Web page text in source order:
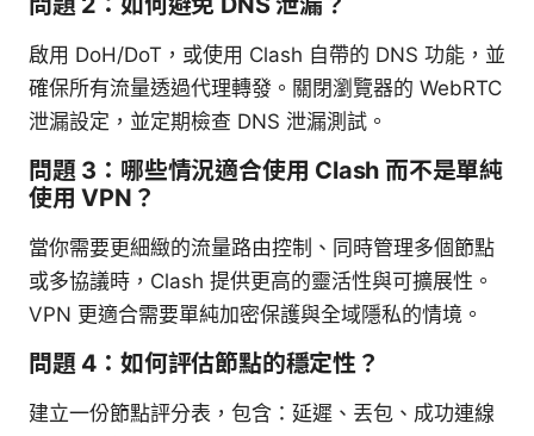
啟用 DoH/DoT，或使用 Clash 自帶的 DNS 功能，並
確保所有流量透過代理轉發。關閉瀏覽器的 WebRTC
泄漏設定，並定期檢查 DNS 泄漏測試。
問題 3：哪些情況適合使用 Clash 而不是單純
使用 VPN？
當你需要更細緻的流量路由控制、同時管理多個節點
或多協議時，Clash 提供更高的靈活性與可擴展性。
VPN 更適合需要單純加密保護與全域隱私的情境。
問題 4：如何評估節點的穩定性？
建立一份節點評分表，包含：延遲、丟包、成功連線